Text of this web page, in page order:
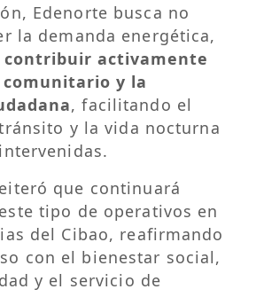
Edenorte busca no
la demanda energética,
contribuir activamente
y la
, facilitando el
y la vida nocturna
que continuará
tipo de operativos en
del Cibao, reafirmando
con el bienestar social,
y el servicio de